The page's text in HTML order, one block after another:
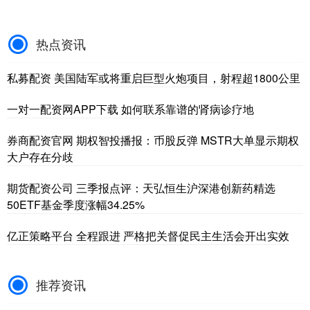
热点资讯
私募配资 美国陆军或将重启巨型火炮项目，射程超1800公里
一对一配资网APP下载 如何联系靠谱的肾病诊疗地
券商配资官网 期权智投播报：币股反弹 MSTR大单显示期权
大户存在分歧
期货配资公司 三季报点评：天弘恒生沪深港创新药精选
50ETF基金季度涨幅34.25%
亿正策略平台 全程跟进 严格把关督促民主生活会开出实效
推荐资讯